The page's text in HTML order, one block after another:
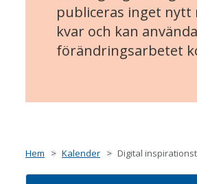
publiceras inget
kvar och kan
förändringsarbetet
Hem Kalender Digital